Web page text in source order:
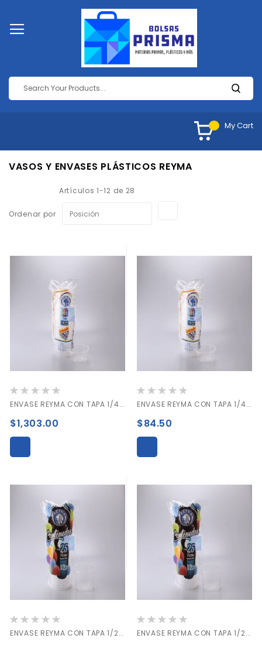
My Cart
VASOS Y ENVASES PLÁSTICOS REYMA
Artículos 1-12 de 28
Ordenar por
Valoración:
ENVASE REYMA CON TAPA 1/4 C/500 PIEZAS
$1,303.00
Valoración:
ENVASE REYMA CON TAPA 1/4 PAQUETE C/25 PIEZAS
$84.50
Valoración:
0% ENVASE REYMA CON TAPA 1/2 LT. CAJA C/500 PIEZAS
Valoración:
0% ENVASE REYMA CON TAPA 1/2 LT. PAQUETE C/25 PIEZAS